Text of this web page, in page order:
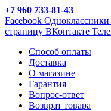
+7 960 733-81-43
Facebook Одноклассники
страницу ВКонтакте
Способ оплаты
Доставка
О магазине
Гарантия
Вопрос-ответ
Возврат товара